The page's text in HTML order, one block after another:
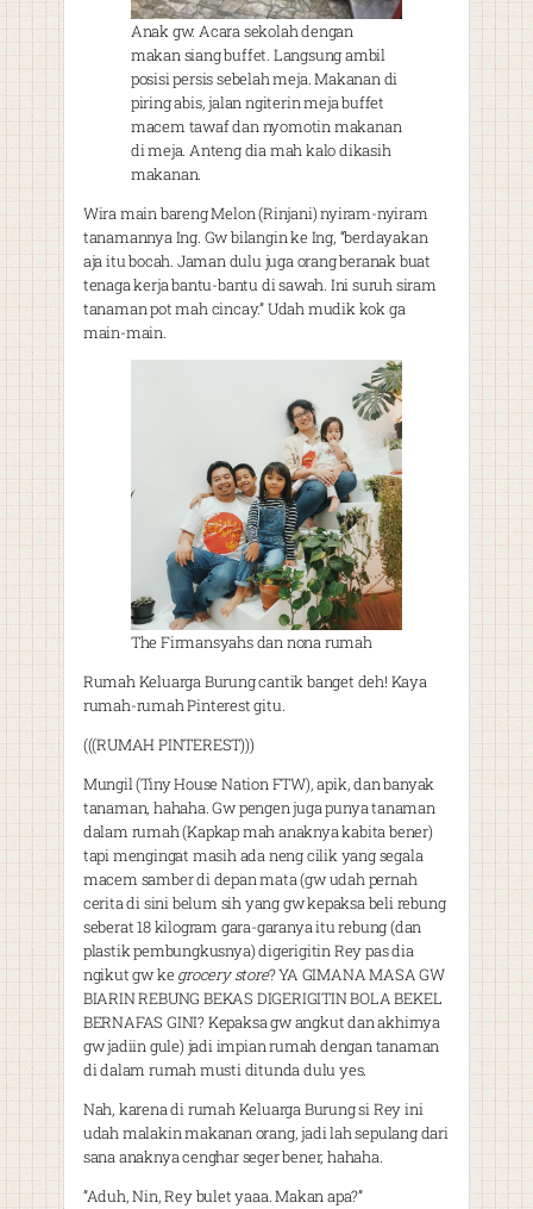
Anak gw. Acara sekolah dengan
makan siang buffet. Langsung ambil
posisi persis sebelah meja. Makanan di
piring abis, jalan ngiterin meja buffet
macem tawaf dan nyomotin makanan
di meja. Anteng dia mah kalo dikasih
makanan.
Wira main bareng Melon (Rinjani) nyiram-nyiram
tanamannya Ing. Gw bilangin ke Ing, “berdayakan
aja itu bocah. Jaman dulu juga orang beranak buat
tenaga kerja bantu-bantu di sawah. Ini suruh siram
tanaman pot mah cincay.” Udah mudik kok ga
main-main.
The Firmansyahs dan nona rumah
Rumah Keluarga Burung cantik banget deh! Kaya
rumah-rumah Pinterest gitu.
(((RUMAH PINTEREST)))
Mungil (Tiny House Nation FTW), apik, dan banyak
tanaman, hahaha. Gw pengen juga punya tanaman
dalam rumah (Kapkap mah anaknya kabita bener)
tapi mengingat masih ada neng cilik yang segala
macem samber di depan mata (gw udah pernah
cerita di sini belum sih yang gw kepaksa beli rebung
seberat 18 kilogram gara-garanya itu rebung (dan
plastik pembungkusnya) digerigitin Rey pas dia
ngikut gw ke grocery store? YA GIMANA MASA GW
BIARIN REBUNG BEKAS DIGERIGITIN BOLA BEKEL
BERNAFAS GINI? Kepaksa gw angkut dan akhirnya
gw jadiin gule) jadi impian rumah dengan tanaman
di dalam rumah musti ditunda dulu yes.
Nah, karena di rumah Keluarga Burung si Rey ini
udah malakin makanan orang, jadi lah sepulang dari
sana anaknya cenghar seger bener, hahaha.
”Aduh, Nin, Rey bulet yaaa. Makan apa?”